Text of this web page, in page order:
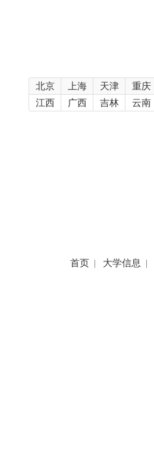
北京 上海 天津 重庆
江西
广西 吉林 云南
首页 | 大学信息 |